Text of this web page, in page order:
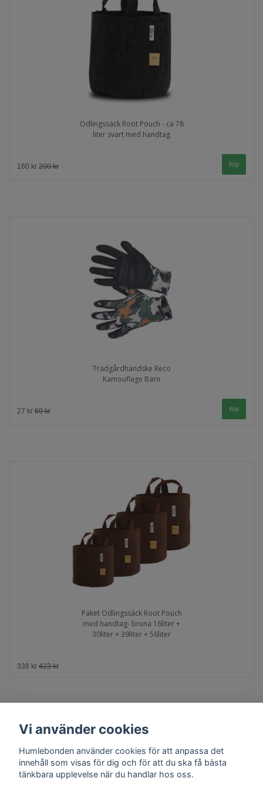
Odlingssäck Root Pouch - ca 78
liter svart med handtag
160 kr 200 kr
Trädgårdhandske Reco
Kamouflage Barn
27 kr 69 kr Köp
Paket Odlingssäck Root Pouch
med handtag- bruna 16liter +
30liter + 39liter + 56liter
338 kr 423 kr
Vi använder cookies
Humlebonden använder cookies för att anpassa det
innehåll som visas för dig och för att du ska få bästa
tänkbara upplevelse när du handlar hos oss.